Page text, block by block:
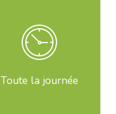
Toute la journée